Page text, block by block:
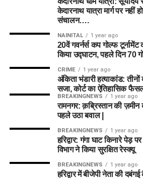
केदारनाथ यात्रा मार्ग पर नहीं
संचालन….
NAINITAL 1 year ago
20वें गवर्नर्स कप गोल्फ टूर्नामेंट
किया उद्घाटन, पहले दिन 70
CRIME 1 year ago
अंकिता भंडारी हत्याकांड:
सजा, कोर्ट का ऐतिहासिक
BREAKINGNEWS 1 year ago
रामनगर: क़ब्रिस्तान की
पहले उठा बवाल |
BREAKINGNEWS 1 year ago
हरिद्वार: गंगा घाट किनारे पेड़
विभाग ने किया सुरक्षित रेस्क्यू
BREAKINGNEWS 1 year ago
हरिद्वार में बीजेपी नेता की